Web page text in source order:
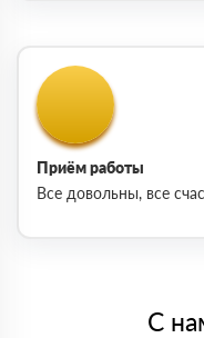
Приём работы
Все довольны, все
С